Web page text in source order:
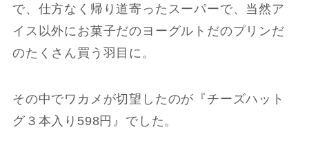
で、仕方なく帰り道寄ったスーパーで、当然ア
イス以外にお菓子だのヨーグルトだのプリンだ
のたくさん買う羽目に。
その中でワカメが切望したのが『チーズハット
グ３本入り598円』でした。